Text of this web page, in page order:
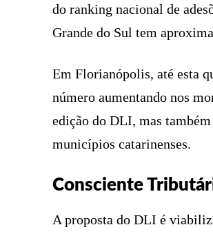
do ranking nacional de
Grande do Sul tem
Em Florianópolis, até esta
número aumentando nos
edição do DLI, mas
municípios catarinenses.
Consciente
A proposta do DLI é